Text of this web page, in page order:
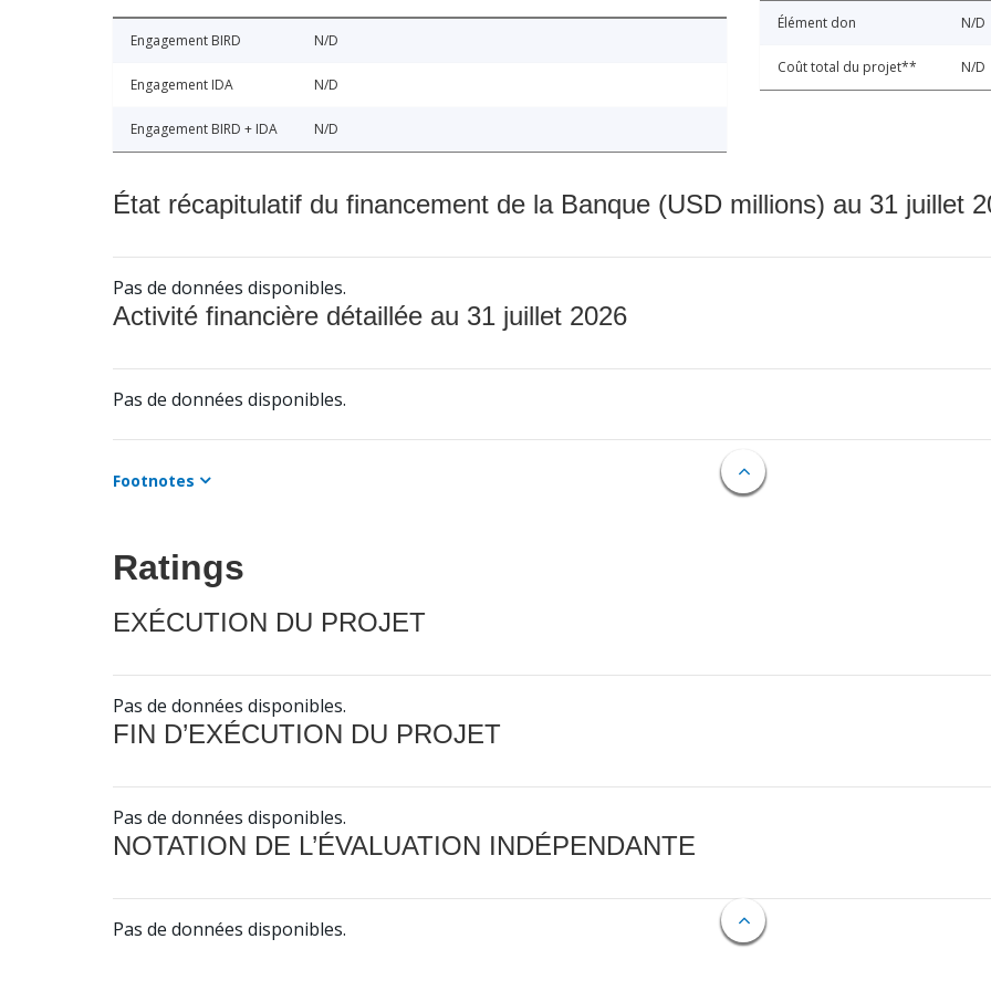
Engagement BIRD N/D
Engagement IDA N/D
Engagement BIRD + IDA N/D
Élément don N/D
Coût total du projet** N/D
État récapitulatif du financement de la Banque (USD millions) au 31 juillet
Pas de données disponibles.
Activité financière détaillée au 31 juillet 2026
Pas de données disponibles.
Footnotes
Ratings
EXÉCUTION DU PROJET
Pas de données disponibles.
FIN D’EXÉCUTION DU PROJET
Pas de données disponibles.
NOTATION DE L’ÉVALUATION INDÉPENDANTE
Pas de données disponibles.